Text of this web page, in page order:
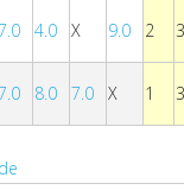
4.0 X 9.0 2
8.0 7.0 X 1